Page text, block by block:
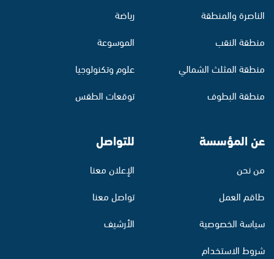
الناصرة والمنطقة
منطقة النقب
منطقة المثلث الشمالي
منطقة البطوف
رياضة
الموسوعة
علوم وتكنولوجيا
توقعات الطقس
عن المؤسسة
من نحن
طاقم العمل
سياسة الخصوصية
شروط الاستخدام
للتواصل
الإعلان معنا
تواصل معنا
الأرشيف